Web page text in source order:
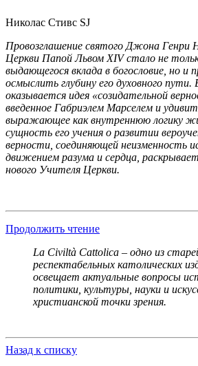
Николас Стивс SJ
Провозглашение святого Джона Генри
Церкви Папой Львом XIV стало не
выдающегося вклада в богословие, но и
осмыслить глубину его духовного
оказывается идея «созидательной
введенное Габриэлем Марселем и
выражающее как внутреннюю логику
сущность его учения о развитии
верности, соединяющей неизменность
движением разума и сердца,
нового Учителя Церкви.
Продолжить чтение
La Civiltà Cattolica – одно из
респектабельных католических
освещает актуальные вопросы
политики, культуры, науки и
христианской точки зрения.
Назад к списку